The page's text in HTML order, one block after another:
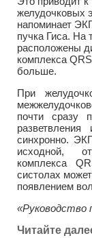
желудочковых
напоминает
пучка Гиса. На
расположены
комплекса
больше.
При
почти сразу
синхронно.
исходной,
комплекса
систолах
появлением
«Руководство
Читайте